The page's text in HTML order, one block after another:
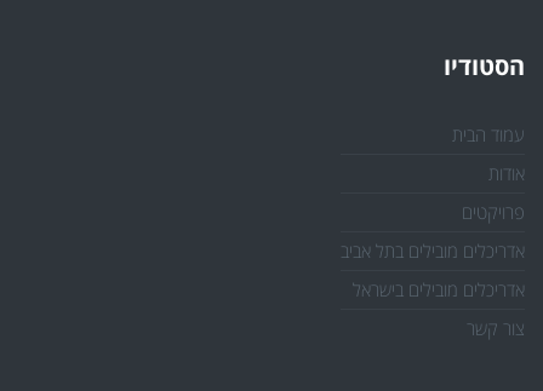
הסטודיו
עמוד הבית
אודות
פרויקטים
אדריכלים מובילים בתל אביב
אדריכלים מובילים בישראל
צור קשר